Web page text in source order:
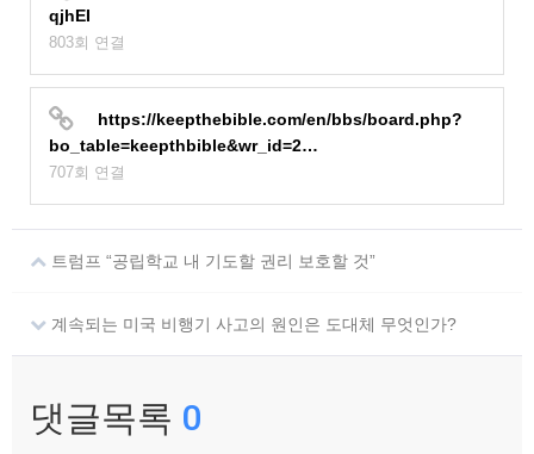
qjhEI
803회 연결
https://keepthebible.com/en/bbs/board.php?
bo_table=keepthbible&wr_id=2…
707회 연결
트럼프 “공립학교 내 기도할 권리 보호할 것”
계속되는 미국 비행기 사고의 원인은 도대체 무엇인가?
댓글목록 0